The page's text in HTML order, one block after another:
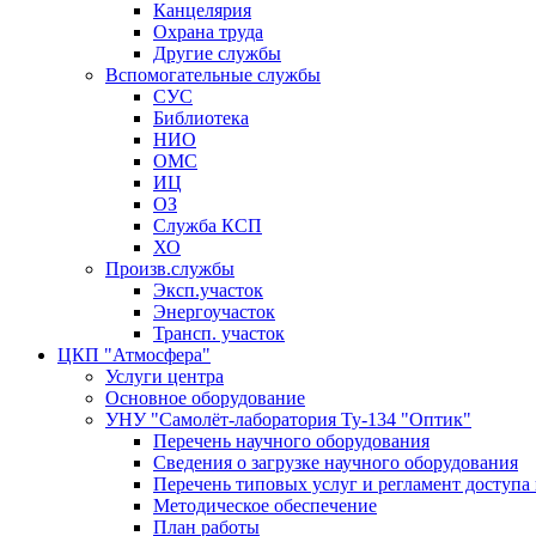
Канцелярия
Охрана труда
Другие службы
Вспомогательные службы
СУС
Библиотека
НИО
ОМС
ИЦ
ОЗ
Служба КСП
ХО
Произв.службы
Эксп.участок
Энергоучасток
Трансп. участок
ЦКП "Атмосфера"
Услуги центра
Основное оборудование
УНУ "Самолёт-лаборатория Ту-134 "Оптик"
Перечень научного оборудования
Сведения о загрузке научного оборудования
Перечень типовых услуг и регламент
Методическое обеспечение
План работы